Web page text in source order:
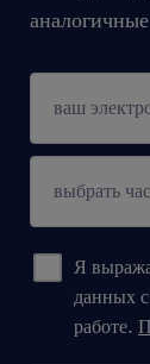
Я
данных
работе.